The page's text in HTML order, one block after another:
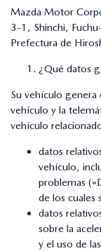
Mazda Motor
3-1, Shinchi,
Prefectura de
¿Qué datos
Su vehículo
vehículo y la
vehículo
datos
vehículo,
problemas
de los cuales
datos
sobre la
y el uso de